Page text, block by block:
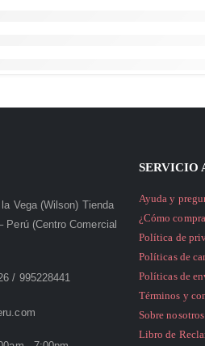
Vega (Wilson) Tienda
Perú (Centro Comercial
/ 995228441
SERVICIO
Ayuda y
¿Cómo
Política de
Políticas de
Políticas de
Términos y
Sobre nosotros
Libro de